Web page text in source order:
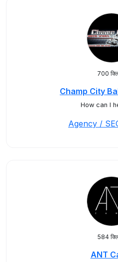
700
Champ City
How can I
Agency /
584
ANT